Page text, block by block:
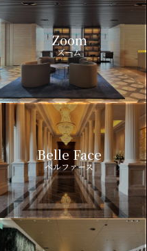
Zoom
ズーム
Belle Face
ベルファース